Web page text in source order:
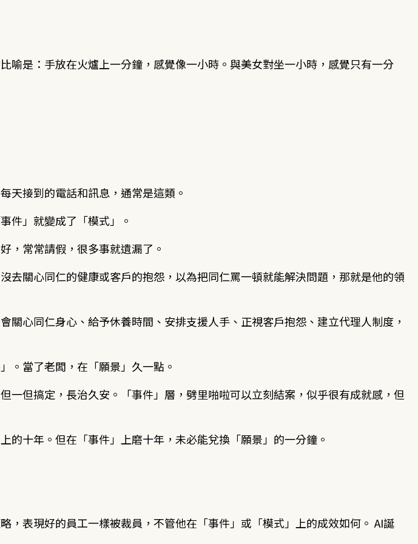
是：手放在火爐上一分鐘，感覺像一小時。與美女對坐一小時，感覺只有一分
天接到的電話和訊息，通常是這類。
件」就變成了「模式」。
，常常請假，很多事就遺漏了。
去關心同仁的健康或客戶的抱怨，以為把同仁罵一頓就能解決問題，那就是他的領
關心同仁身心、給予休養時間、安排支援人手、正視客戶抱怨、建立代理人制度，
。當了老闆，在「願景」久一點。
但搞定，長治久安。「事件」層，劈里啪啦可以立刻結案，似乎很有成就感，但
十年。但在「事件」上磨十年，未必能兌換「願景」的一分鐘。
表現好的員工一樣被裁員，不管他在「事件」或「模式」上的成效如何。 AI誕